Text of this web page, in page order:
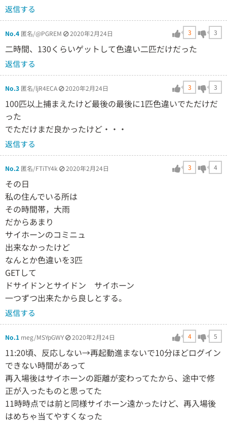
返信する
No.4 匿名/@PGREM 2020年2月24日 3 3
二時間、130くらいゲットして色違い二匹だけだった
返信する
No.3 匿名/ljR4ECA 2020年2月24日 3 3
100匹以上捕まえたけど最後の最後に1匹色違いでただけだ
った
でただけまだ良かったけど・・・
返信する
No.2 匿名/FTiTY4k 2020年2月24日 3 4
その日
私の住んでいる所は
その時間帯，大雨
だからあまり
サイホーンのコミニュ
出来なかったけど
なんとか色違いを3匹
GETして
ドサイドンとサイドン サイホーン
一つずつ出来たから良しとする。
返信する
No.1 meg/MSYpGWY 2020年2月24日 4 5
11:20頃、反応しない→再起動進まないで10分ほどログイン
できない時間があって
再入場後はサイホーンの距離が変わってたから、途中で修
正が入ったものと思ってた
11時時点では前と同様サイホーン遠かったけど、再入場後
はめちゃ当てやすくなった